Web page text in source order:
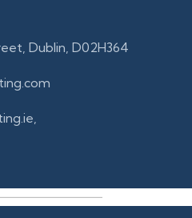
Dublin, D02H364
,